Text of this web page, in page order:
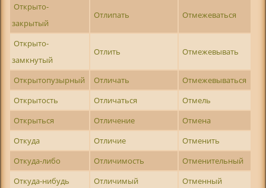
Открыто-
закрытый
Отлипать Отмежеваться
Открыто-
замкнутый
Отлить Отмежевывать
Открытопузырный Отличать
Отмежевываться
Открытость
Отличаться
Отмель
Открыться
Отличение
Отмена
Откуда
Отличие
Отменить
Откуда-либо
Отличимость
Отменительный
Откуда-нибудь
Отличимый
Отменный